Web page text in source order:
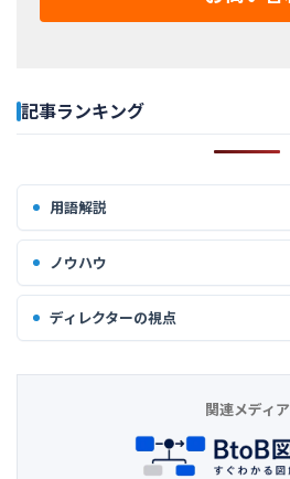
記事ランキング
用語解説
ノウハウ
ディレクターの視点
関連メディア